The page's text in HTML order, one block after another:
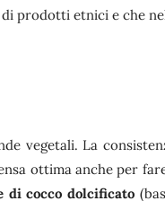
prodotti etnici e che
vegetali. La
ottima anche per
cocco dolcificato